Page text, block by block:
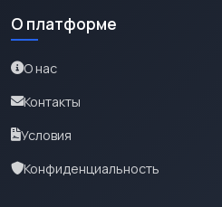
О платформе
О нас
Контакты
Условия
Конфиденциальность